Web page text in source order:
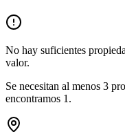
No hay suficientes
valor.
Se necesitan al menos 3
encontramos 1 .